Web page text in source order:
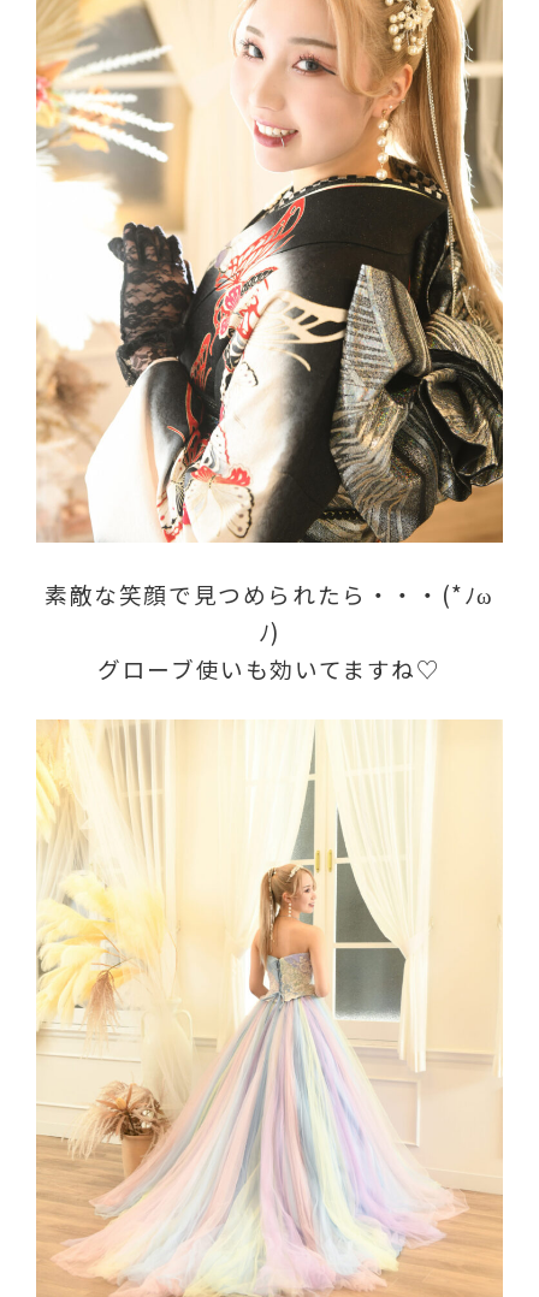
素敵な笑顔で見つめられたら・・・(*ﾉω
ﾉ)
グローブ使いも効いてますね♡